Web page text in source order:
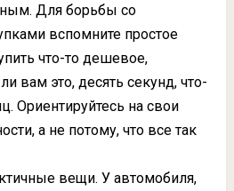
Для борьбы со
вспомните простое
что-то дешевое,
вам это, десять секунд, что-
Ориентируйтесь на свои
а не потому, что все так
вещи. У автомобиля,